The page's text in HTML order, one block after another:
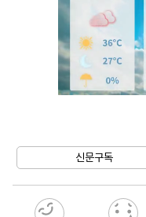
신문구독